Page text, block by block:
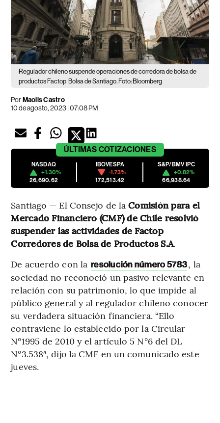
Regulador chileno suspende operaciones de corredora de bolsa de
productos Factop Bolsa de Santiago. Foto: Bloomberg
PorMaolis Castro
10 de agosto, 2023 | 07:08 PM
ÚLTIMAS COTIZACIONES
NASDAQ
+1.30%
26,690.62
IBOVESPA
-1.73%
172,513.42
S&P/BMV IPC
+0.82%
66,938.64
Santiago — El Consejo de laComisión para el
Mercado Financiero (CMF) de Chile resolvió
suspender las actividades de Factop
Corredores de Bolsa de Productos S.A.
De acuerdo con la resolución número 5783, la
sociedad no reconoció un pasivo relevante en
relación con su patrimonio, lo que impide al
público general y al regulador chileno conocer
su verdadera situación financiera. “Ello
contraviene lo establecido por la Circular
N°1995 de 2010 y el artículo 5 N°6 del DL
N°3.538″, dijo la CMF en un comunicado este
jueves.